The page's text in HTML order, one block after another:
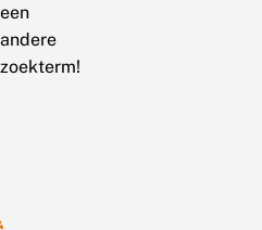
een
andere
zoekterm!